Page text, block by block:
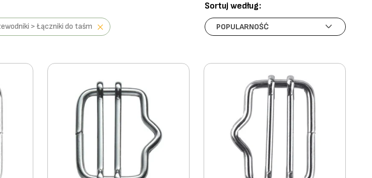
> Łączniki do taśm
Sortuj według: